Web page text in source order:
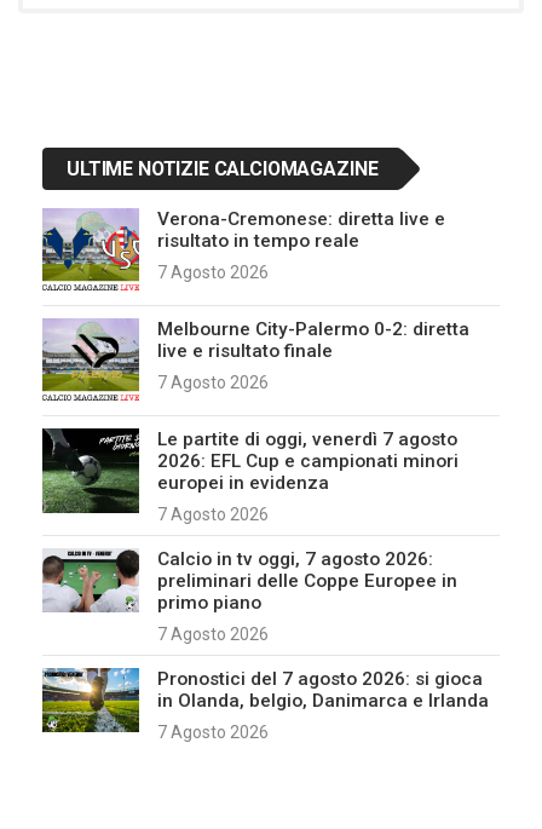
ULTIME NOTIZIE CALCIOMAGAZINE
Verona-Cremonese: diretta live e
risultato in tempo reale
7 Agosto 2026
Melbourne City-Palermo 0-2: diretta
live e risultato finale
7 Agosto 2026
Le partite di oggi, venerdì 7 agosto
2026: EFL Cup e campionati minori
europei in evidenza
7 Agosto 2026
Calcio in tv oggi, 7 agosto 2026:
preliminari delle Coppe Europee in
primo piano
7 Agosto 2026
Pronostici del 7 agosto 2026: si gioca
in Olanda, belgio, Danimarca e Irlanda
7 Agosto 2026